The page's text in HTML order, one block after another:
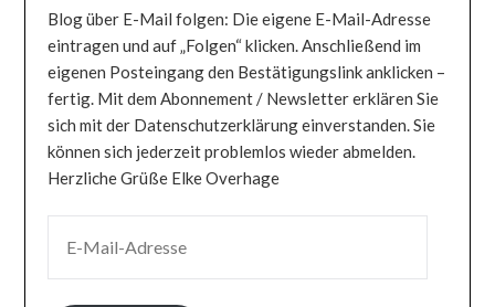
Blog über E-Mail folgen: Die eigene E-Mail-Adresse
eintragen und auf „Folgen“ klicken. Anschließend im
eigenen Posteingang den Bestätigungslink anklicken –
fertig. Mit dem Abonnement / Newsletter erklären Sie
sich mit der Datenschutzerklärung einverstanden. Sie
können sich jederzeit problemlos wieder abmelden.
Herzliche Grüße Elke Overhage